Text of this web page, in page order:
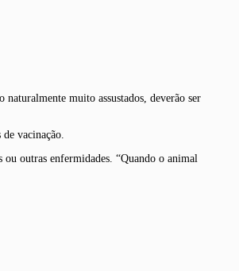
muito assustados, deverão ser
vacinação.
ou outras enfermidades. “Quando o animal